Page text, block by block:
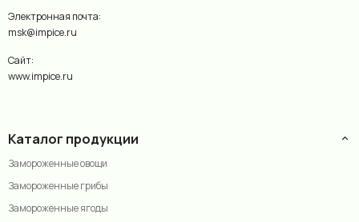
Электронная почта:
msk@impice.ru
Сайт:
www.impice.ru
Каталог продукции
Замороженные овощи
Замороженные грибы
Замороженные ягоды